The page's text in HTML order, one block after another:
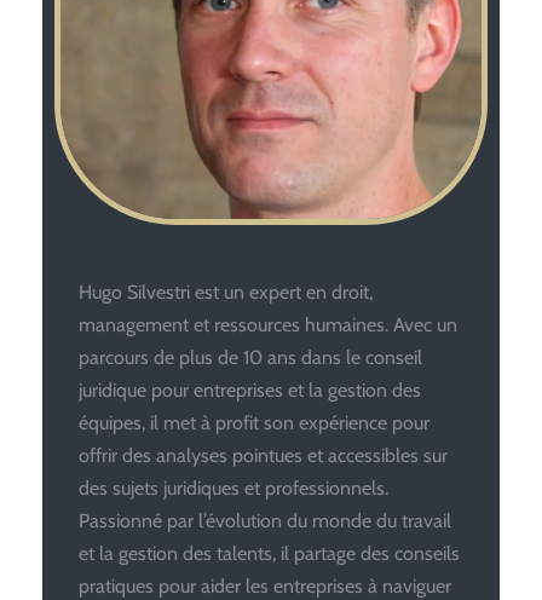
Hugo Silvestri est un expert en droit,
management et ressources humaines. Avec un
parcours de plus de 10 ans dans le conseil
juridique pour entreprises et la gestion des
équipes, il met à profit son expérience pour
offrir des analyses pointues et accessibles sur
des sujets juridiques et professionnels.
Passionné par l’évolution du monde du travail
et la gestion des talents, il partage des conseils
pratiques pour aider les entreprises à naviguer